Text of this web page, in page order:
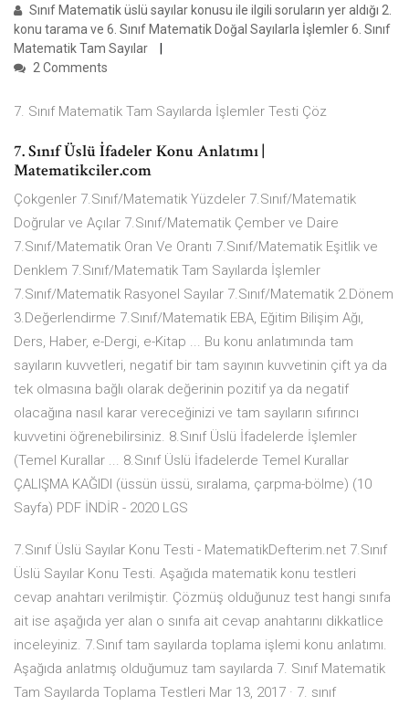
Sınıf Matematik üslü sayılar konusu ile ilgili soruların yer aldığı 2.
konu tarama ve 6. Sınıf Matematik Doğal Sayılarla İşlemler 6. Sınıf
Matematik Tam Sayılar
2 Comments
7. Sınıf Matematik Tam Sayılarda İşlemler Testi Çöz
7. Sınıf Üslü İfadeler Konu Anlatımı |
Matematikciler.com
Çokgenler 7.Sınıf/Matematik Yüzdeler 7.Sınıf/Matematik
Doğrular ve Açılar 7.Sınıf/Matematik Çember ve Daire
7.Sınıf/Matematik Oran Ve Orantı 7.Sınıf/Matematik Eşitlik ve
Denklem 7.Sınıf/Matematik Tam Sayılarda İşlemler
7.Sınıf/Matematik Rasyonel Sayılar 7.Sınıf/Matematik 2.Dönem
3.Değerlendirme 7.Sınıf/Matematik EBA, Eğitim Bilişim Ağı,
Ders, Haber, e-Dergi, e-Kitap ... Bu konu anlatımında tam
sayıların kuvvetleri, negatif bir tam sayının kuvvetinin çift ya da
tek olmasına bağlı olarak değerinin pozitif ya da negatif
olacağına nasıl karar vereceğinizi ve tam sayıların sıfırıncı
kuvvetini öğrenebilirsiniz. 8.Sınıf Üslü İfadelerde İşlemler
(Temel Kurallar ... 8.Sınıf Üslü İfadelerde Temel Kurallar
ÇALIŞMA KAĞIDI (üssün üssü, sıralama, çarpma-bölme) (10
Sayfa) PDF İNDİR - 2020 LGS
7.Sınıf Üslü Sayılar Konu Testi - MatematikDefterim.net 7.Sınıf
Üslü Sayılar Konu Testi. Aşağıda matematik konu testleri
cevap anahtarı verilmiştir. Çözmüş olduğunuz test hangi sınıfa
ait ise aşağıda yer alan o sınıfa ait cevap anahtarını dikkatlice
inceleyiniz. 7.Sınıf tam sayılarda toplama işlemi konu anlatımı.
Aşağıda anlatmış olduğumuz tam sayılarda 7. Sınıf Matematik
Tam Sayılarda Toplama Testleri Mar 13, 2017 · 7. sınıf